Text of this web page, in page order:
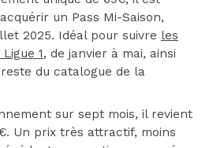
un Pass Mi-Saison,
2025. Idéal pour suivre les
1, de janvier à mai, ainsi
du catalogue de la
sur sept mois, il revient
Un prix très attractif, moins